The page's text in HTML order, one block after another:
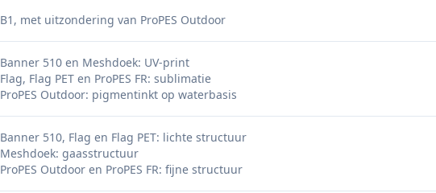
B1, met uitzondering van ProPES Outdoor
Banner 510 en Meshdoek: UV-print
Flag, Flag PET en ProPES FR: sublimatie
ProPES Outdoor: pigmentinkt op waterbasis
Banner 510, Flag en Flag PET: lichte structuur
Meshdoek: gaasstructuur
ProPES Outdoor en ProPES FR: fijne structuur